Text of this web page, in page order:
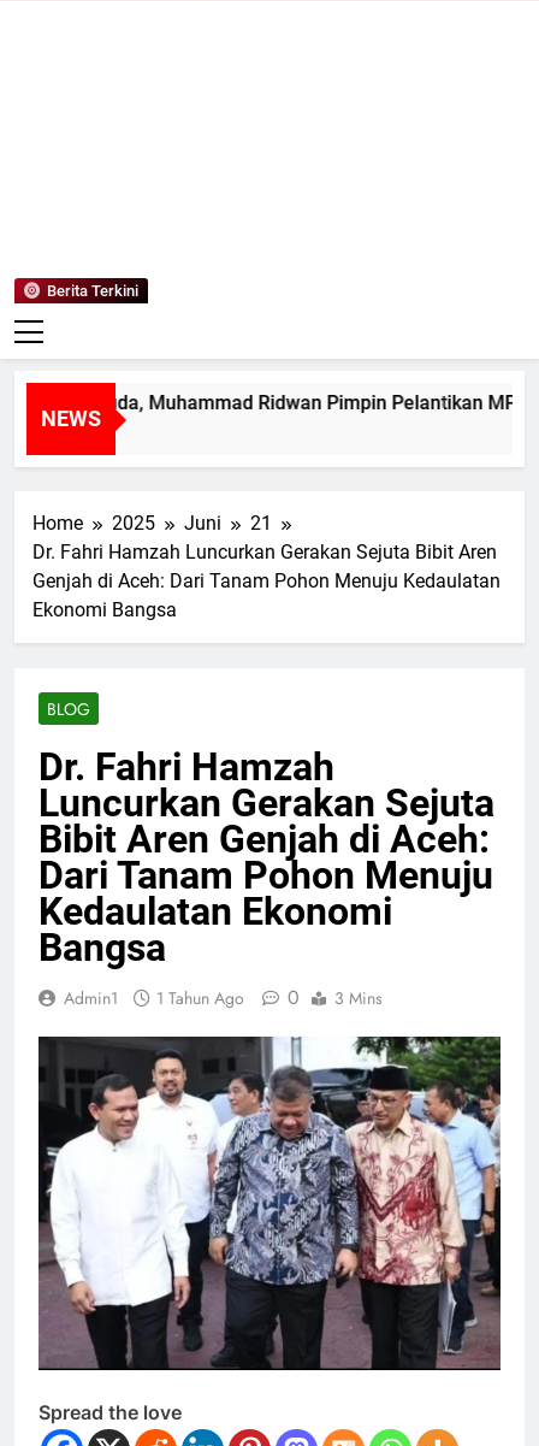
Berita Terkini
NEWS
Muda, Muhammad Ridwan Pimpin Pelantikan MPK SMAN
Home 2025 Juni
21
Dr. Fahri Hamzah Luncurkan Gerakan Sejuta Bibit Aren
Genjah di Aceh: Dari Tanam Pohon Menuju Kedaulatan
Ekonomi Bangsa
BLOG
Dr. Fahri Hamzah
Luncurkan Gerakan Sejuta
Bibit Aren Genjah di Aceh:
Dari Tanam Pohon Menuju
Kedaulatan Ekonomi
Bangsa
Admin1 1 Tahun Ago 0 3 Mins
Spread the love